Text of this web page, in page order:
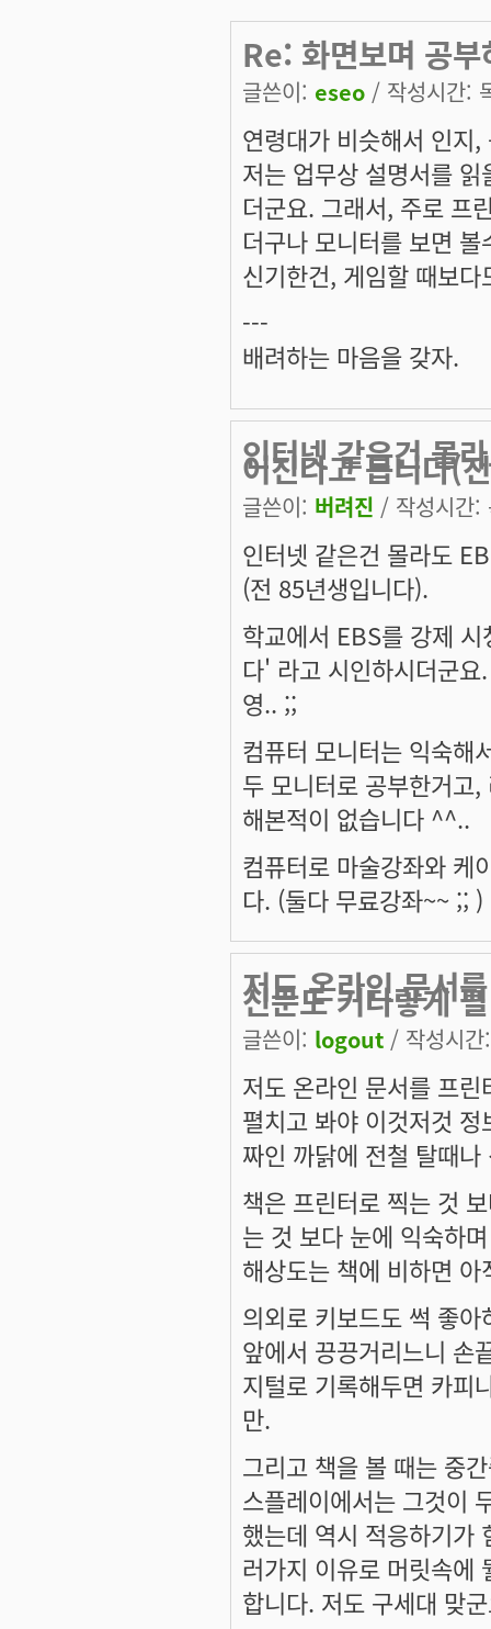
Re: 화면보며 공부
글쓴이: eseo / 작성시간:
연령대가 비슷해서 인지,
저는 업무상 설명서를
더군요. 그래서, 주로 프
더구나 모니터를 보면
신기한건, 게임할 때보
---
배려하는 마음을 갖자.
인터넷 같은건 몰
어진다고 봅니다(전
글쓴이: 버려진 / 작성시간
인터넷 같은건 몰라도
(전 85년생입니다).
학교에서 EBS를 강제
다' 라고 시인하시더군
영.. ;;
컴퓨터 모니터는 익숙해
두 모니터로 공부한거고
해본적이 없습니다 ^^..
컴퓨터로 마술강좌와 케
다. (둘다 무료강좌~~ ;; )
저도 온라인 문서
신문도 커다랗게 펼
글쓴이: logout / 작성시
저도 온라인 문서를 프
펼치고 봐야 이것저것
짜인 까닭에 전철 탈때
책은 프린터로 찍는 것
는 것 보다 눈에 익숙하
해상도는 책에 비하면
의외로 키보드도 썩 좋
앞에서 끙끙거리느니 손
지털로 기록해두면 카피
만.
그리고 책을 볼 때는 중
스플레이에서는 그것이
했는데 역시 적응하기가
러가지 이유로 머릿속에
합니다. 저도 구세대 맞